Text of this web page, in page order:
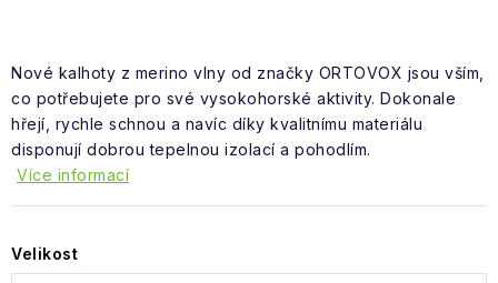
Nové kalhoty z merino vlny od značky ORTOVOX jsou vším,
co potřebujete pro své vysokohorské aktivity. Dokonale
hřejí, rychle schnou a navíc díky kvalitnímu materiálu
disponují dobrou tepelnou izolací a pohodlím.
Více informací
Velikost